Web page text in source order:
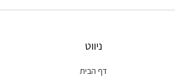
ניווט
דף הבית